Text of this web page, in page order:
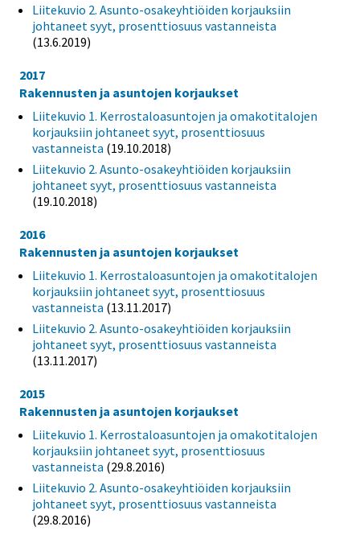
Liitekuvio 2. Asunto-osakeyhtiöiden korjauksiin
johtaneet syyt, prosenttiosuus vastanneista
(13.6.2019)
2017
Rakennusten ja asuntojen korjaukset
Liitekuvio 1. Kerrostaloasuntojen ja omakotitalojen
korjauksiin johtaneet syyt, prosenttiosuus
vastanneista (19.10.2018)
Liitekuvio 2. Asunto-osakeyhtiöiden korjauksiin
johtaneet syyt, prosenttiosuus vastanneista
(19.10.2018)
2016
Rakennusten ja asuntojen korjaukset
Liitekuvio 1. Kerrostaloasuntojen ja omakotitalojen
korjauksiin johtaneet syyt, prosenttiosuus
vastanneista (13.11.2017)
Liitekuvio 2. Asunto-osakeyhtiöiden korjauksiin
johtaneet syyt, prosenttiosuus vastanneista
(13.11.2017)
2015
Rakennusten ja asuntojen korjaukset
Liitekuvio 1. Kerrostaloasuntojen ja omakotitalojen
korjauksiin johtaneet syyt, prosenttiosuus
vastanneista (29.8.2016)
Liitekuvio 2. Asunto-osakeyhtiöiden korjauksiin
johtaneet syyt, prosenttiosuus vastanneista
(29.8.2016)